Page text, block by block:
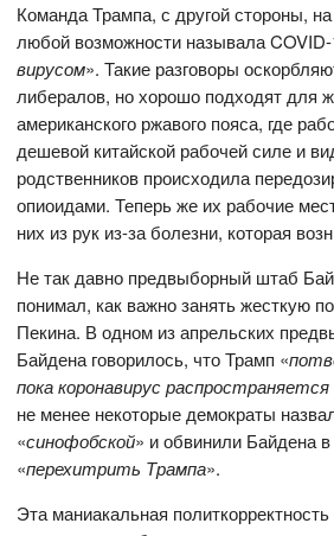
Команда Трампа, с другой стороны,
любой возможности называла
вирусом». Такие разговоры
либералов, но хорошо подходят для
американского ржавого пояса, где
дешевой китайской рабочей силе и
родственников происходила
опиоидами. Теперь же их рабочие
них из рук из-за болезни, которая
Не так давно предвыборный штаб
понимал, как важно занять жесткую
Пекина. В одном из апрельских
Байдена говорилось, что Трамп «
пока коронавирус
не менее некоторые демократы
«синофобской» и обвинили Байдена
«перехитрить Трампа».
Эта маниакальная